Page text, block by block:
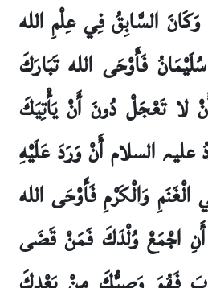
السَّابِقُ فِي عِلْمِ الله
فَأَوْحَى الله تَبَارَكَ
لا تَعْجَلْ دُونَ أَنْ يَأْتِيَكَ
علیہ السلام أَنْ وَرَدَ عَلَيْهِ
وَالْكَرْمِ فَأَوْحَى الله
اجْمَعْ وُلْدَكَ فَمَنْ قَضَى